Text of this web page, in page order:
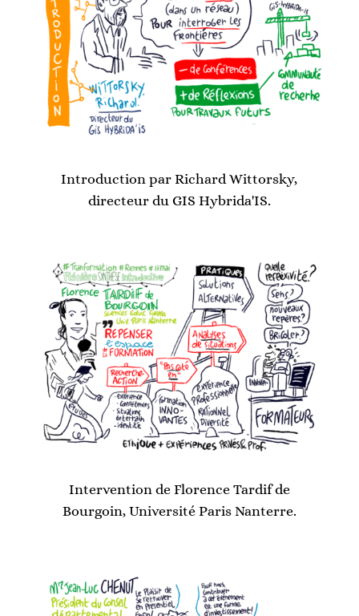
Introduction par Richard Wittorsky,
directeur du GIS Hybrida'IS.
Intervention de Florence Tardif de
Bourgoin, Université Paris Nanterre.